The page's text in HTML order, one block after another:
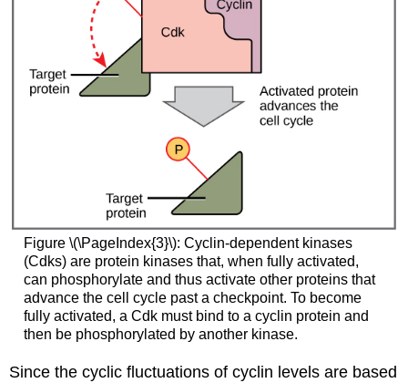
Figure \(\PageIndex{3}\): Cyclin-dependent kinases
(Cdks) are protein kinases that, when fully activated,
can phosphorylate and thus activate other proteins that
advance the cell cycle past a checkpoint. To become
fully activated, a Cdk must bind to a cyclin protein and
then be phosphorylated by another kinase.
Since the cyclic fluctuations of cyclin levels are based